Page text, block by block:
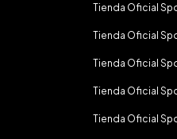
Tienda Oficial
Tienda Oficial
Tienda Oficial
Tienda Oficial
Tienda Oficial